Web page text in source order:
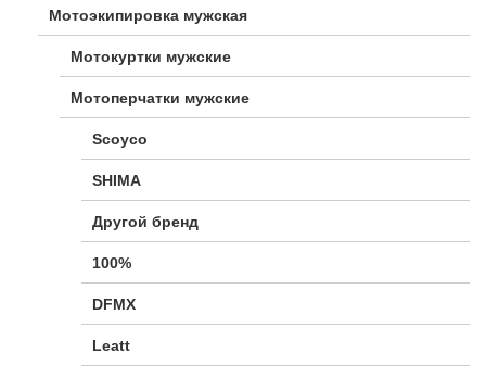
Мотоэкипировка мужская
Мотокуртки мужские
Мотоперчатки мужские
Scoyco
SHIMA
Другой бренд
100%
DFMX
Leatt